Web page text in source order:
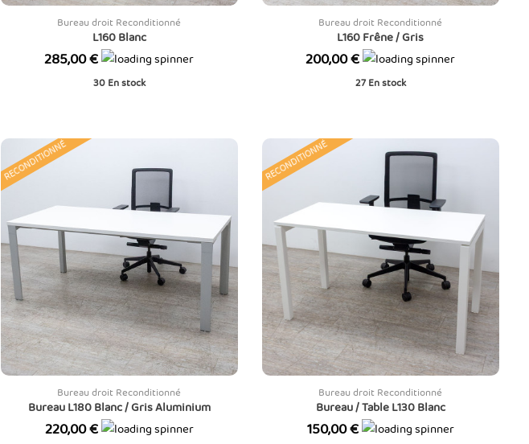
Bureau droit Reconditionné
L160 Blanc
Prix
285,00 €
30 En stock
Bureau droit Reconditionné
L160 Frêne / Gris
Prix
200,00 €
27En stock
RECONDITIONNÉ
Bureau droit Reconditionné
Bureau L180 Blanc / Gris Aluminium
Prix
220,00 €
RECONDITIONNÉ
Bureau droit Reconditionné
Bureau / Table L130 Blanc
Prix
150,00 €